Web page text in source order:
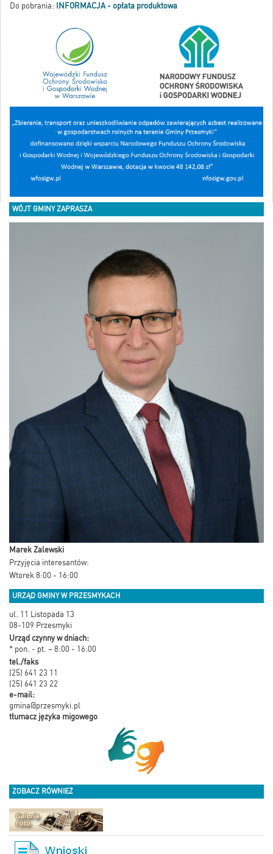
Do pobrania: INFORMACJA - opłata produktowa
WÓJT GMINY ZAPRASZA
Marek Zalewski
Przyjęcia interesantów:
Wtorek 8:00 - 16:00
URZĄD GMINY W PRZESMYKACH
ul. 11 Listopada 13
08-109 Przesmyki
Urząd czynny w dniach:
* pon. - pt. – 8:00 - 16:00
tel./faks
(25) 641 23 11
(25) 641 23 22
e-mail:
gmina@przesmyki.pl
tłumacz języka migowego
ZOBACZ RÓWNIEŻ